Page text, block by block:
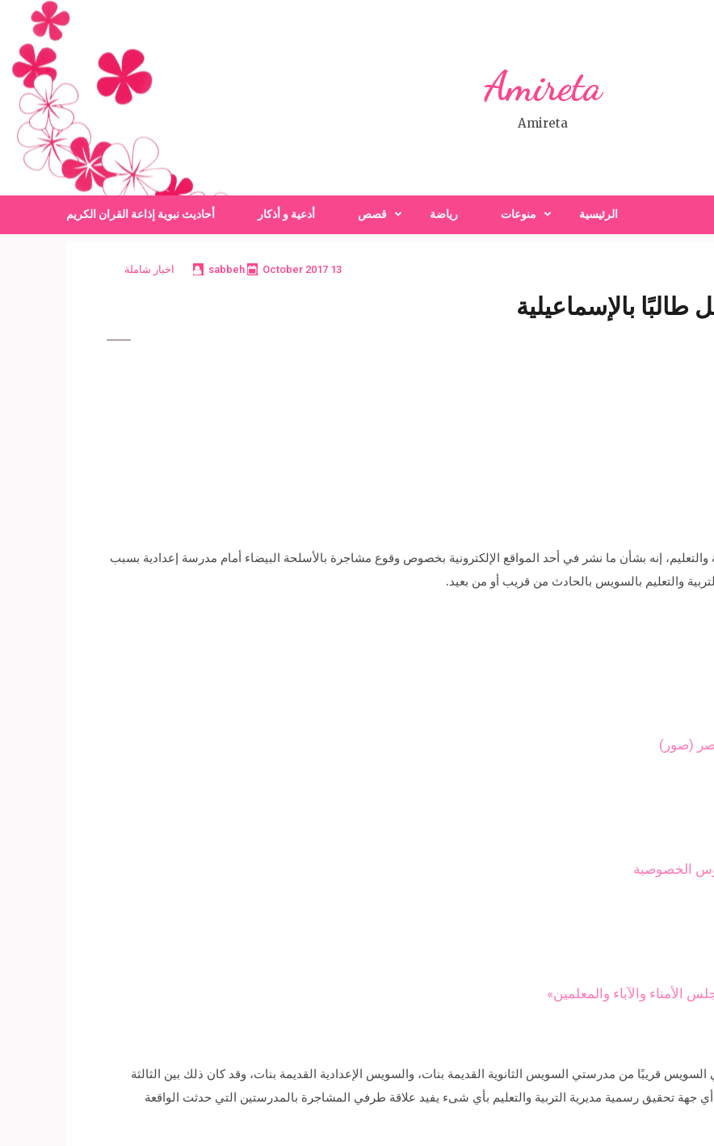
Amireta
Amireta
الرئيسية منوعات رياضة قصص أدعية و أذكار أحاديث نبوية إذاعة القران الكريم
13 October 2017
sabbeh اخبار شاملة
بالإسماعيلية
إنه بشأن ما نشر في أحد المواقع الإلكترونية بخصوص وقوع مشاجرة بالأسلحة البيضاء أمام مدرسة إعدادية بسبب
والتعليم بالسويس بالحادث من قريب أو من بعيد.
(صور)
الخصوصية
الأمناء والآباء والمعلمين»
قريبًا من مدرستي السويس الثانوية القديمة بنات، والسويس الإعدادية القديمة بنات، وقد كان ذلك بين الثالثة
جهة تحقيق رسمية مديرية التربية والتعليم بأي شىء يفيد علاقة طرفي المشاجرة بالمدرستين التي حدثت الواقعة